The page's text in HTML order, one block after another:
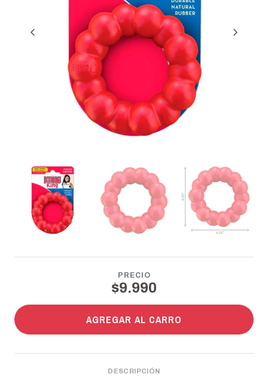
PRECIO
$9.990
AGREGAR AL CARRO
DESCRIPCIÓN